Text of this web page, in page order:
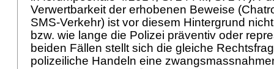
Verwertbarkeit der erhobenen Beweise
SMS-Verkehr) ist vor diesem Hintergrund
bzw. wie lange die Polizei präventiv oder
beiden Fällen stellt sich die gleiche
polizeiliche Handeln eine